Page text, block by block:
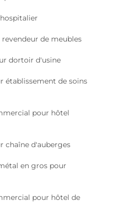
de meubles
dortoir d'usine
établissement de soins
pour hôtel
chaîne d'auberges
en gros pour
pour hôtel de